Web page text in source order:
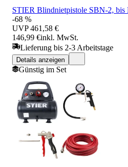
STIER Blindnietpistole SBN-2, bis
-68 %
UVP 461,58 €
146,99 €inkl. MwSt.
Lieferung bis 2-3 Arbeitstage
Details anzeigen
Günstig im Set